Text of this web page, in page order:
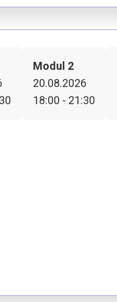
Modul 2
20.08.2026
18:00 - 21:30